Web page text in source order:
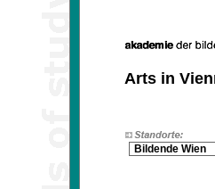
Arts in
Bildende Wien